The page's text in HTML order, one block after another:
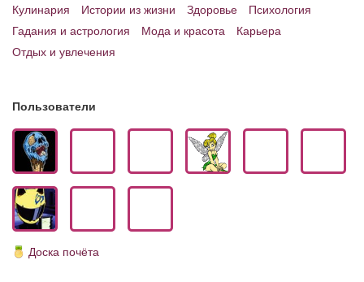
Кулинария
Истории из жизни Здоровье
Психология
Гадания и астрология
Мода и красота
Карьера
Отдых и увлечения
Пользователи
Доска почёта